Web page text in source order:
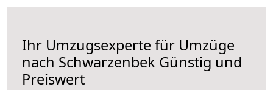
Ihr Umzugsexperte für Umzüge
nach Schwarzenbek Günstig und
Preiswert